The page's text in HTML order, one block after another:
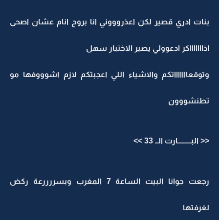
بنات ادري قصير لكن اعذروووني انا بروح انام عشان اصحى
اذاااااااكر ادعوولي يصير الاختبار سهل
وتوقعاااااااتكم والاشياء اللي اعجبتكم لازم اشوووفها مو
تطنشووون
<< البـــــــــارت الــ 33 >>
رجعت جوانا البيت الساعة 7 المغرب وبسررررعة ركض
لغرفتها